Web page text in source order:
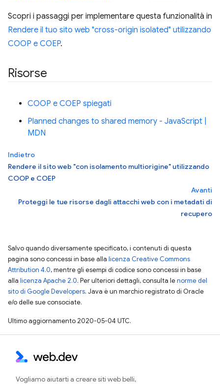
Scopri i passaggi per implementare questa funzionalità in
Rendere il tuo sito web "cross-origin isolated" utilizzando
COOP e COEP.
Risorse
COOP e COEP spiegati
Planned changes to shared memory - JavaScript |
MDN
Indietro
Rendere il sito web "con isolamento multiorigine" utilizzando
COOP e COEP
Avanti
Proteggi le tue risorse dagli attacchi web con i metadati di
recupero
Salvo quando diversamente specificato, i contenuti di questa
pagina sono concessi in base alla licenza Creative Commons
Attribution 4.0, mentre gli esempi di codice sono concessi in base
alla licenza Apache 2.0. Per ulteriori dettagli, consulta lenorme del
sito di Google Developers. Java è un marchio registrato di Oracle
e/o delle sue consociate.
Ultimo aggiornamento 2020-05-04 UTC.
Vogliamo aiutarti a creare siti web belli,